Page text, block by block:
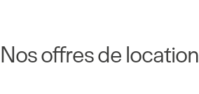
Nos offres de location